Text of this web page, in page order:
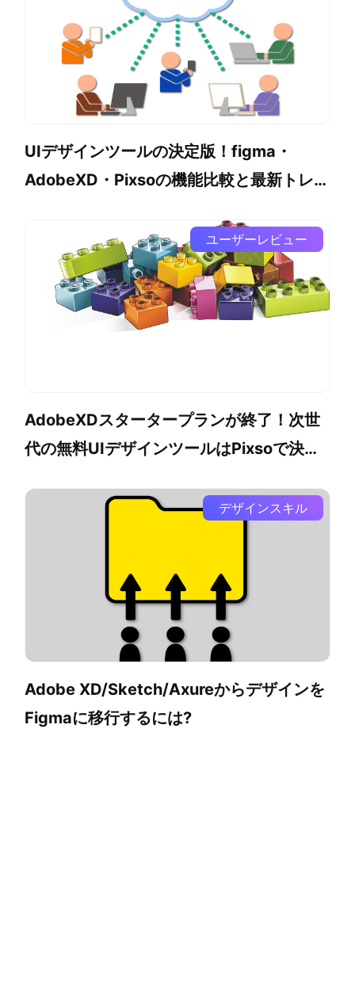
UIデザインツールの決定版！figma・
AdobeXD・Pixsoの機能比較と最新トレン
ユーザーレビュー
AdobeXDスタータープランが終了！次世
代の無料UIデザインツールはPixsoで決ま
デザインスキル
Adobe XD/Sketch/Axureからデザインを
Figmaに移行するには?